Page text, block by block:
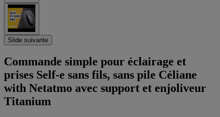
Slide suivante
Commande simple pour éclairage et
prises Self-e sans fils, sans pile Céliane
with Netatmo avec support et enjoliveur
Titanium